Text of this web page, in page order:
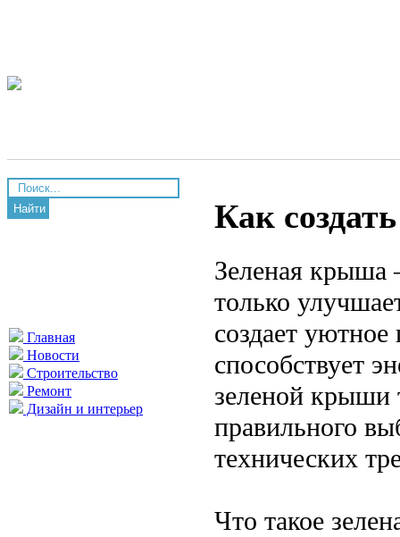
Найти
Главная
Новости
Строительство
Ремонт
Дизайн и интерьер
Как
Зеленая крыша
только
создает
способствует
зеленой крыши
правильного
технических
Что такое